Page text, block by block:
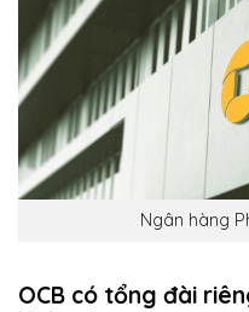
Ngân hàng
OCB có tổng đài